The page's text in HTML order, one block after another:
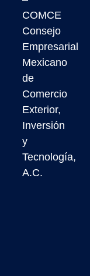
COMCE
Consejo
Empresarial
Mexicano
de
Comercio
Exterior,
Inversión
y
Tecnología,
A.C.